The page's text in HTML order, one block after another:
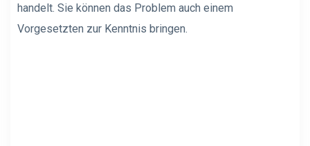
handelt. Sie können das Problem auch einem
Vorgesetzten zur Kenntnis bringen.